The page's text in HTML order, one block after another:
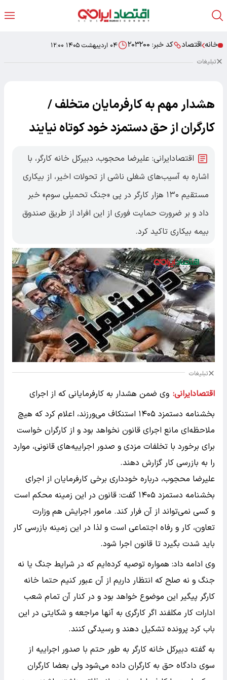
خانه اقتصاد کد خبر: ۲۰۳۲۰۰ ۰۴ اردیبهشت ۱۴۰۵ ۱۲:۰۰
تبلیغات
هشدار مهم به کارفرمایان متخلف /
کارگران از حق دستمزد خود کوتاه نیایند
اقتصادایرانی: علیرضا محجوب، دبیرکل خانه کارگر، با
اشاره به آسیب‌های شغلی ناشی از تحولات اخیر، از بیکاری
مستقیم ۱۳۰ هزار کارگر در پی «جنگ تحمیلی سوم» خبر
داد و بر ضرورت حمایت فوری از این افراد از طریق صندوق
بیمه بیکاری تاکید کرد.
تبلیغات
اقتصادایرانی: وی ضمن هشدار به کارفرمایانی که از اجرای
بخشنامه دستمزد ۱۴۰۵ استنکاف می‌ورزند، اعلام کرد که هیچ
ملاحظه‌ای مانع اجرای قانون نخواهد بود و از کارگران خواست
برای برخورد با تخلفات مزدی و صدور اجراییه‌های قانونی، موارد
را به بازرسی کار گزارش دهند.
علیرضا محجوب، درباره خودداری برخی کارفرمایان از اجرای
بخشنامه دستمزد ۱۴۰۵ گفت: قانون در این زمینه محکم است
و کسی نمی‌تواند از آن فرار کند. مامور اجرایش هم وزارت
تعاون، کار و رفاه اجتماعی است و لذا در این زمینه بازرسی کار
باید شدت بگیرد تا قانون اجرا شود.
وی ادامه داد: همواره توصیه کرده‌ایم که در شرایط جنگ یا نه
جنگ و نه صلح که انتظار داریم از آن عبور کنیم حتما خانه
کارگر پیگیر این موضوع خواهد بود و در کنار آن تمام شعب
ادارات کار مکلفند اگر کارگری به آنها مراجعه و شکایتی در این
باب کرد پرونده تشکیل دهند و رسیدگی کنند.
به گفته دبیرکل خانه کارگر به طور حتم با صدور اجراییه از
سوی دادگاه حق به کارگران داده می‌شود ولی بعضا کارگران